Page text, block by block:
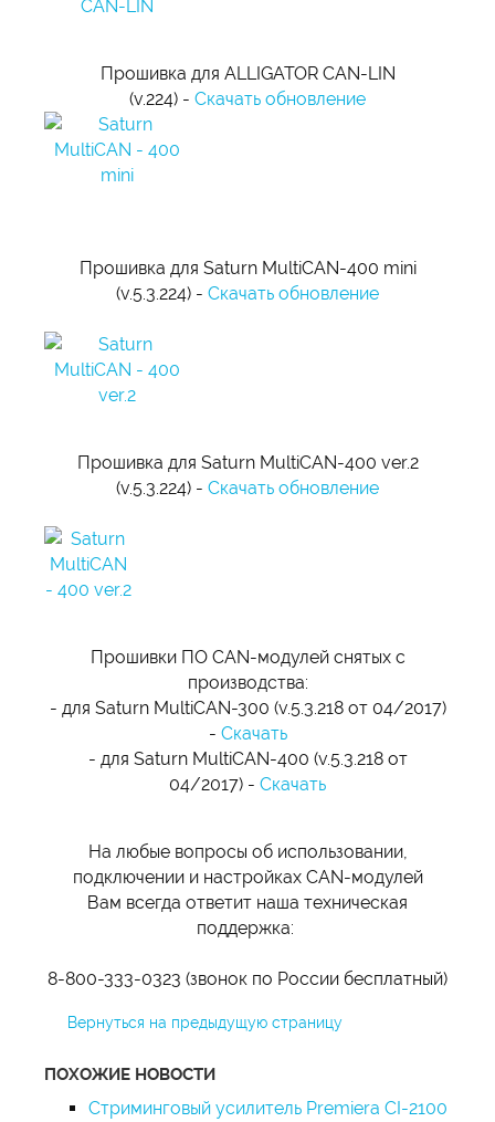
Прошивка для ALLIGATOR CAN-LIN
(v.224) - Скачать обновление
Прошивка для Saturn MultiCAN-400 mini
(v.5.3.224) - Скачать обновление
Прошивка для Saturn MultiCAN-400 ver.2
(v.5.3.224) - Скачать обновление
Прошивки ПО CAN-модулей снятых с
производства:
- для Saturn MultiCAN-300 (v.5.3.218 от 04/2017)
- Скачать
- для Saturn MultiCAN-400 (v.5.3.218 от
04/2017) - Скачать
На любые вопросы об использовании,
подключении и настройках CAN-модулей
Вам всегда ответит наша техническая
поддержка:
8-800-333-0323 (звонок по России бесплатный)
Вернуться на предыдущую страницу
ПОХОЖИЕ НОВОСТИ
Стриминговый усилитель Premiera CI-2100